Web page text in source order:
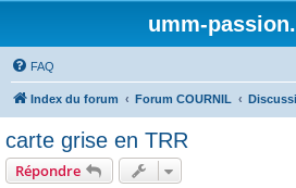
umm-
FAQ
Index du forum Forum COURNIL
carte grise en TRR
Répondre